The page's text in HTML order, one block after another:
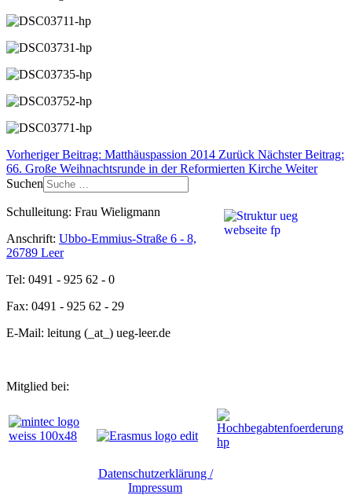
Vorheriger Beitrag: Matthäuspassion 2014 Zurück Nächster Beitrag:
66. Große Weihnachtsrunde in der Reformierten Kirche Weiter
Suchen
Schulleitung: Frau Wieligmann
Anschrift: Ubbo-Emmius-Straße 6 - 8,
26789 Leer
Tel: 0491 - 925 62 - 0
Fax: 0491 - 925 62 - 29
E-Mail: leitung (_at_) ueg-leer.de
Mitglied bei:
Datenschutzerklärung /
Impressum